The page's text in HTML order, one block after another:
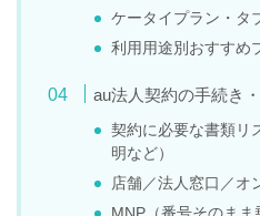
ケータイプラン・タ
利用用途別おすすめ
au法人契約の手続き
契約に必要な書類リ
明など）
店舗／法人窓口／オ